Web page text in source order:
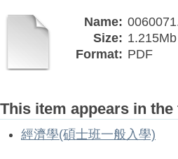
Name:
Size: 1.215Mb
Format: PDF
This item appears in
經濟學(碩士班一般入學)